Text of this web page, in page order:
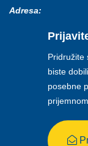
Adresa:
Pridružite
biste
posebne